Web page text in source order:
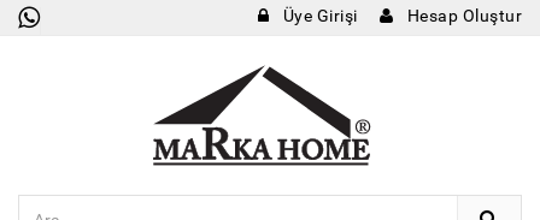
Üye Girişi Hesap Oluştur